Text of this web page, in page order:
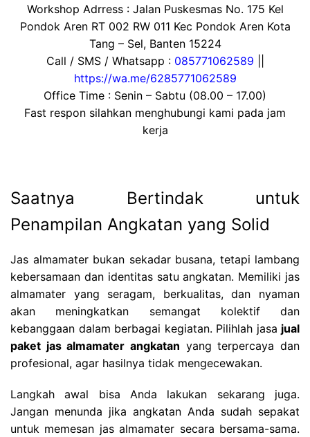
Workshop Adrress : Jalan Puskesmas No. 175 Kel
Pondok Aren RT 002 RW 011 Kec Pondok Aren Kota
Tang – Sel, Banten 15224
Call / SMS / Whatsapp : 085771062589
https://wa.me/6285771062589
Office Time : Senin – Sabtu (08.00 – 17.00)
Fast respon silahkan menghubungi kami pada jam
kerja
Saatnya Bertindak untuk
Penampilan Angkatan yang Solid
Jas almamater bukan sekadar busana, tetapi lambang
kebersamaan dan identitas satu angkatan. Memiliki jas
almamater yang seragam, berkualitas, dan nyaman
akan meningkatkan semangat kolektif dan
kebanggaan dalam berbagai kegiatan. Pilihlah jasa jual
paket jas almamater angkatan yang terpercaya dan
profesional, agar hasilnya tidak mengecewakan.
Langkah awal bisa Anda lakukan sekarang juga.
Jangan menunda jika angkatan Anda sudah sepakat
untuk memesan jas almamater secara bersama-sama.